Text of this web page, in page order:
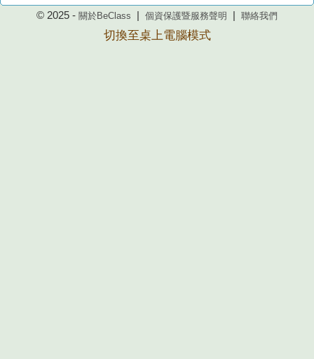
© 2025 - 關於BeClass | 個資保護暨服務聲明 | 聯絡我們
切換至桌上電腦模式